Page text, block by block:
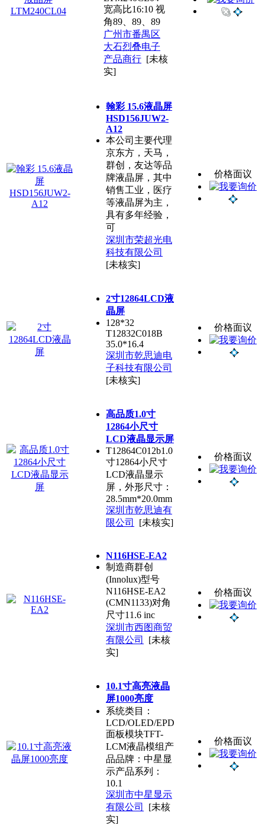
宽高比16:10 视
角89、89、89
广州市番禺区
大石烈叠电子
产品商行 [未核
实]
翰彩 15.6液晶屏
HSD156JUW2-
A12
本公司主要代理
京东方，天马，
群创，友达等品
牌液晶屏，其中
销售工业，医疗
等液晶屏为主，
具有多年经验，
可
深圳市荣超光电
科技有限公司
[未核实]
价格面议
2寸12864LCD液
晶屏
128*32
T12832C018B
35.0*16.4
深圳市乾思迪电
子科技有限公司
[未核实]
价格面议
高品质1.0寸
12864小尺寸
LCD液晶显示屏
T12864C012b1.0
寸12864小尺寸
LCD液晶显示
屏，外形尺寸：
28.5mm*20.0mm
深圳市乾思迪有
限公司
[未核实]
价格面议
N116HSE-EA2
制造商群创
(Innolux)型号
N116HSE-EA2
(CMN1133)对角
尺寸11.6 inc
深圳市西图商贸
有限公司
[未核
实]
价格面议
10.1寸高亮液晶
屏1000亮度
系统类目：
LCD/OLED/EPD
面板模块TFT-
LCM液晶模组产
品品牌：中星显
示产品系列：
10.1
深圳市中星显示
有限公司
[未核
实]
价格面议